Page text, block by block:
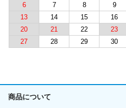
6
7 8 9
13
14 15 16
20
21 22 23
27
28 29 30
商品について